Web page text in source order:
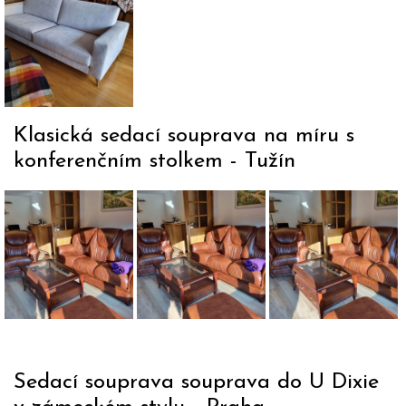
potahem.
Nevada v
látce.
Klasická sedací souprava na míru s
konferenčním stolkem - Tužín
Trojpohovka,
křeslo vše
na míru a
stejně
stolek a
Stolek je
mořený
stejným
mořidlem
sedací
Sedačka
a
Sedací souprava souprava do U Dixie